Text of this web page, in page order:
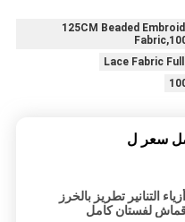
125CM Beaded
Lace Fabric
سعر ل
التنانير تطريز بالخرز
قماش لفستان كامل